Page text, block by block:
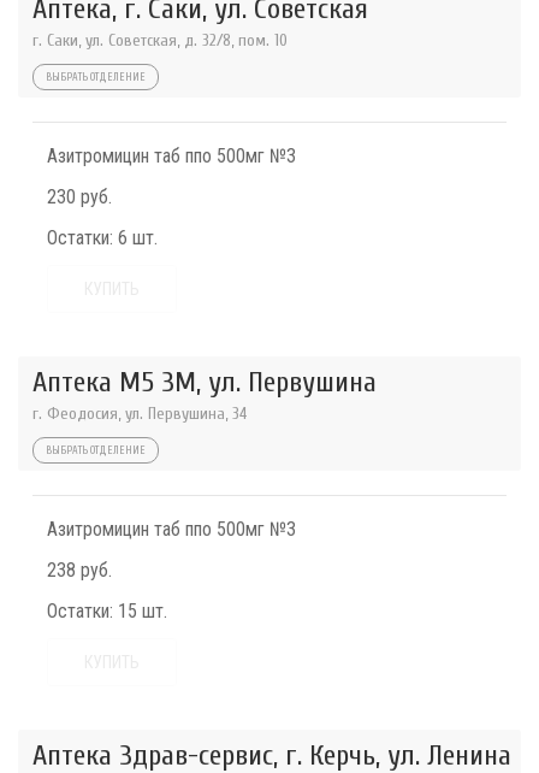
Аптека, г. Саки, ул. Советская
г. Саки, ул. Советская, д. 32/8, пом. 10
ВЫБРАТЬ ОТДЕЛЕНИЕ
Азитромицин таб ппо 500мг №3
230 руб.
Остатки: 6 шт.
Аптека М5 3М, ул. Первушина
г. Феодосия, ул. Первушина, 34
ВЫБРАТЬ ОТДЕЛЕНИЕ
Азитромицин таб ппо 500мг №3
238 руб.
Остатки: 15 шт.
Аптека Здрав-сервис, г. Керчь, ул. Ленина